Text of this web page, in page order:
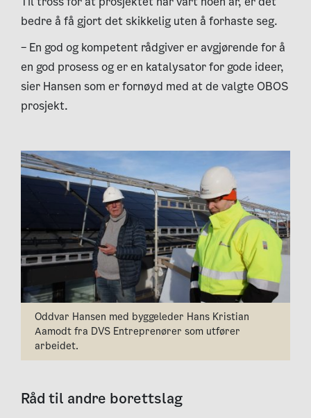
bedre å få gjort det skikkelig uten å forhaste seg.
– En god og kompetent rådgiver er avgjørende for å
en god prosess og er en katalysator for gode ideer,
sier Hansen som er fornøyd med at de valgte OBOS
prosjekt.
Oddvar Hansen med byggeleder Hans Kristian
Aamodt fra DVS Entreprenører som utfører
arbeidet.
Råd til andre borettslag